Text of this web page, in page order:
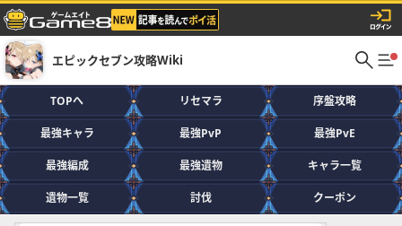
エピックセブン攻略Wiki
TOPへ リセマラ 序盤攻略
最強キャラ 最強PvP 最強PvE
最強編成 最強遺物 キャラ一覧
遺物一覧 討伐 クーポン